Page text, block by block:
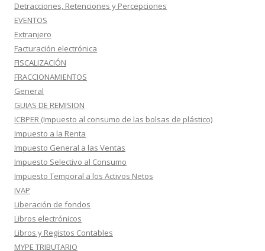
Detracciones, Retenciones y Percepciones
EVENTOS
Extranjero
Facturación electrónica
FISCALIZACIÓN
FRACCIONAMIENTOS
General
GUIAS DE REMISION
ICBPER (Impuesto al consumo de las bolsas de plástico)
Impuesto a la Renta
Impuesto General a las Ventas
Impuesto Selectivo al Consumo
Impuesto Temporal a los Activos Netos
IVAP
Liberación de fondos
Libros electrónicos
Libros y Registos Contables
MYPE TRIBUTARIO